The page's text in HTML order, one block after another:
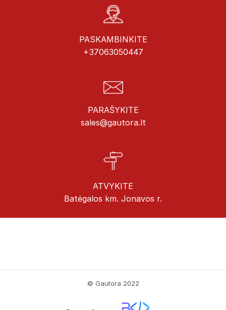
PASKAMBINKITE
+37063050447
PARAŠYKITE
sales@gautora.lt
ATVYKITE
Batėgalos km. Jonavos r.
© Gautora 2022